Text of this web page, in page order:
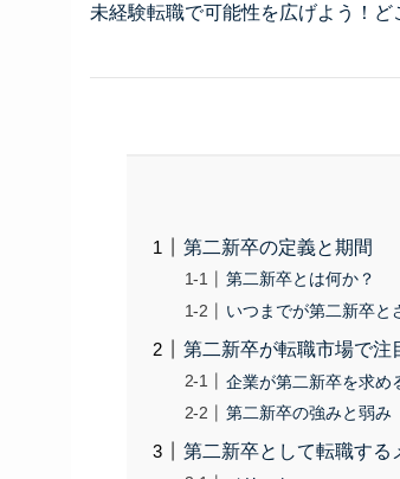
未経験転職で可能性を広げよう！
第二新卒の定義と期間
第二新卒とは何か？
いつまでが第二新卒と
第二新卒が転職市場で注
企業が第二新卒を求め
第二新卒の強みと弱み
第二新卒として転職する